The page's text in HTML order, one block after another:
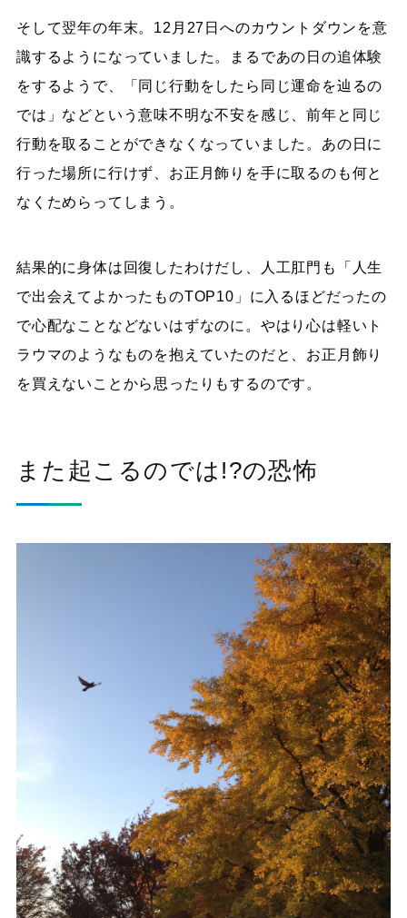
そして翌年の年末。12月27日へのカウントダウンを意
識するようになっていました。まるであの日の追体験
をするようで、「同じ行動をしたら同じ運命を辿るの
では」などという意味不明な不安を感じ、前年と同じ
行動を取ることができなくなっていました。あの日に
行った場所に行けず、お正月飾りを手に取るのも何と
なくためらってしまう。
結果的に身体は回復したわけだし、人工肛門も「人生
で出会えてよかったものTOP10」に入るほどだったの
で心配なことなどないはずなのに。やはり心は軽いト
ラウマのようなものを抱えていたのだと、お正月飾り
を買えないことから思ったりもするのです。
また起こるのでは!?の恐怖